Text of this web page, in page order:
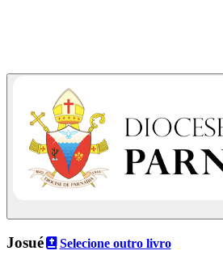
Josué Selecione outro livro